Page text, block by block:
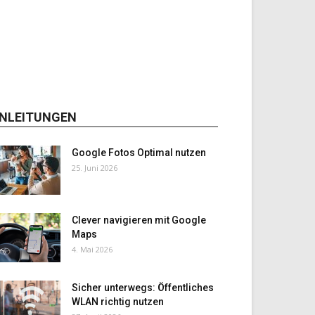
Google Fotos Optimal nutzen
25. Juni 2026
Clever navigieren mit Google
Maps
4. Mai 2026
Sicher unterwegs: Öffentliches
WLAN richtig nutzen